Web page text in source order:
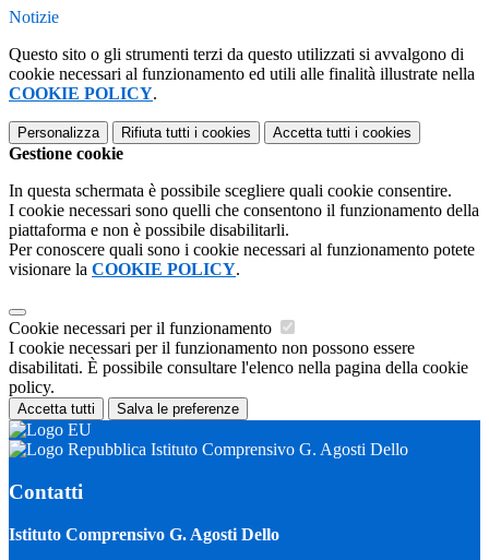
Notizie
Questo sito o gli strumenti terzi da questo utilizzati si avvalgono di
cookie necessari al funzionamento ed utili alle finalità illustrate nella
COOKIE POLICY.
Personalizza Rifiuta tutti i cookies Accetta tutti i cookies
Gestione cookie
In questa schermata è possibile scegliere quali cookie consentire.
I cookie necessari sono quelli che consentono il funzionamento della
piattaforma e non è possibile disabilitarli.
Per conoscere quali sono i cookie necessari al funzionamento potete
visionare la COOKIE POLICY.
Cookie necessari per il funzionamento
I cookie necessari per il funzionamento non possono essere
disabilitati. È possibile consultare l'elenco nella pagina della cookie
policy.
Accetta tutti Salva le preferenze
Istituto Comprensivo G. Agosti Dello
Contatti
Istituto Comprensivo G. Agosti Dello